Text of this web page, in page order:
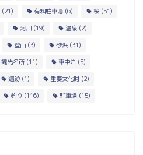
(21) 有料駐車場 (6) 桜 (51)
河川 (19) 温泉 (2)
登山 (3) 砂浜 (31)
観光名所 (11) 車中泊 (5)
遺跡(1) 重要文化財 (2)
釣り (116) 駐車場 (15)